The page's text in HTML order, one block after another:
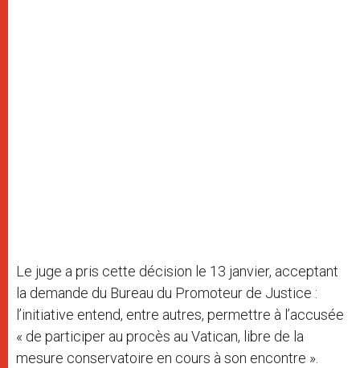
Le juge a pris cette décision le 13 janvier, acceptant
la demande du Bureau du Promoteur de Justice :
l’initiative entend, entre autres, permettre à l’accusée
« de participer au procès au Vatican, libre de la
mesure conservatoire en cours à son encontre ».